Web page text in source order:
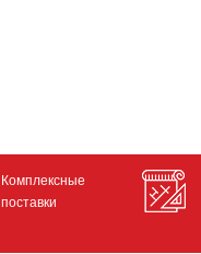
Комплексные
поставки